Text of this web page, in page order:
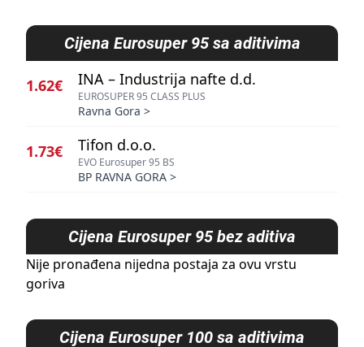
Cijena Eurosuper 95 sa aditivima
1.62€ INA – Industrija nafte d.d.
EUROSUPER 95 CLASS PLUS
Ravna Gora >
1.73€ Tifon d.o.o.
EVO Eurosuper 95 BS
BP RAVNA GORA >
Cijena Eurosuper 95 bez aditiva
Nije pronađena nijedna postaja za ovu vrstu
goriva
Cijena Eurosuper 100 sa aditivima